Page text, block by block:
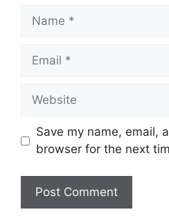
Name
Email
Website
Save my name, email,
browser for the next